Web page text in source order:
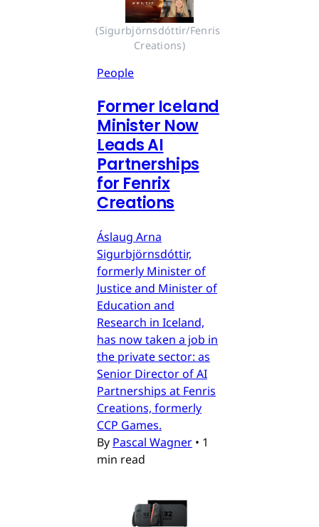
(Sigurbjörnsdóttir/Fenris
Creations)
People
Former Iceland
Minister Now
Leads AI
Partnerships
for Fenrix
Creations
Áslaug Arna
Sigurbjörnsdóttir,
formerly Minister of
Justice and Minister of
Education and
Research in Iceland,
has now taken a job in
the private sector: as
Senior Director of AI
Partnerships at Fenris
Creations, formerly
CCP Games.
By Pascal Wagner • 1
min read